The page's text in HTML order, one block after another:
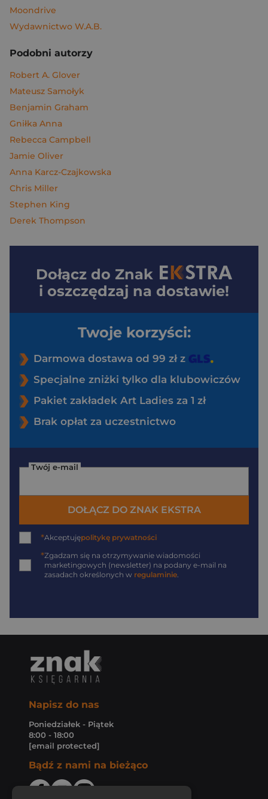
Moondrive
Wydawnictwo W.A.B.
Podobni autorzy
Robert A. Glover
Mateusz Samołyk
Benjamin Graham
Gniłka Anna
Rebecca Campbell
Jamie Oliver
Anna Karcz-Czajkowska
Chris Miller
Stephen King
Derek Thompson
Dołącz do Znak
i oszczędzaj na dostawie!
Twoje korzyści:
Darmowa dostawa od 99 zł z
Specjalne zniżki tylko dla klubowiczów
Pakiet zakładek Art Ladies za 1 zł
Brak opłat za uczestnictwo
Twój e-mail
DOŁĄCZ DO ZNAK EKSTRA
*Akceptujępolitykę prywatności
*Zgadzam się na otrzymywanie wiadomości
marketingowych (newsletter) na podany e-mail na
zasadach określonych w regulaminie.
Napisz do nas
Poniedziałek - Piątek
8:00 - 18:00
[email protected]
Bądź z nami na bieżąco